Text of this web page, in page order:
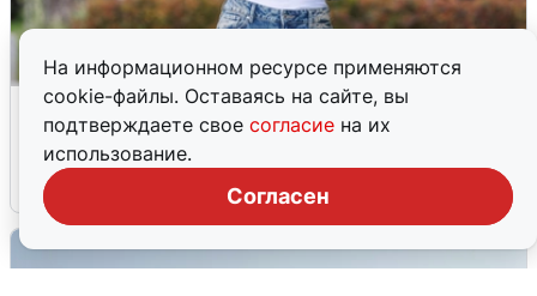
На информационном ресурсе применяются
cookie-файлы. Оставаясь на сайте, вы
подтверждаете свое согласие на их
использование.
Согласен
Волгоградцы остались без
мобильного интернета
6 августа